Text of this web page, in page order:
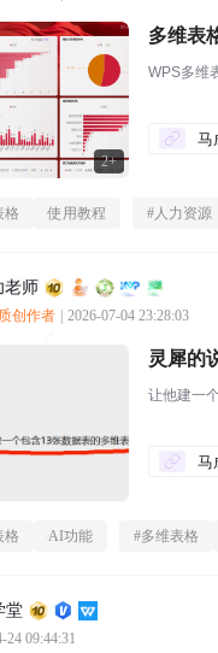
2+
多维表
WPS多维
格 使用教程 #人力资源
老师
创作者 2026-07-04 23:28:03
灵犀的
让他建一
格 AI功能 #多维表格
堂
24 09:44:31